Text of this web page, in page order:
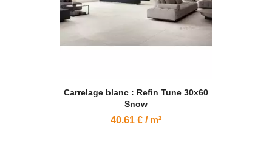
Carrelage blanc : Refin Tune 30x60
Snow
40.61 € / m²